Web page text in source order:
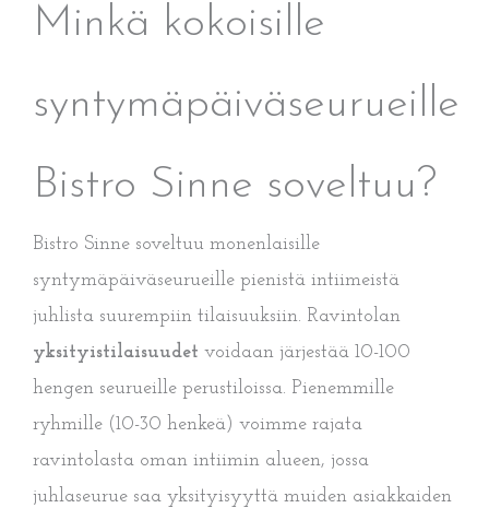
Minkä kokoisille
syntymäpäiväseurueille
Bistro Sinne soveltuu?
Bistro Sinne soveltuu monenlaisille
syntymäpäiväseurueille pienistä intiimeistä
juhlista suurempiin tilaisuuksiin. Ravintolan
yksityistilaisuudet voidaan järjestää 10-100
hengen seurueille perustiloissa. Pienemmille
ryhmille (10-30 henkeä) voimme rajata
ravintolasta oman intiimin alueen, jossa
juhlaseurue saa yksityisyyttä muiden asiakkaiden